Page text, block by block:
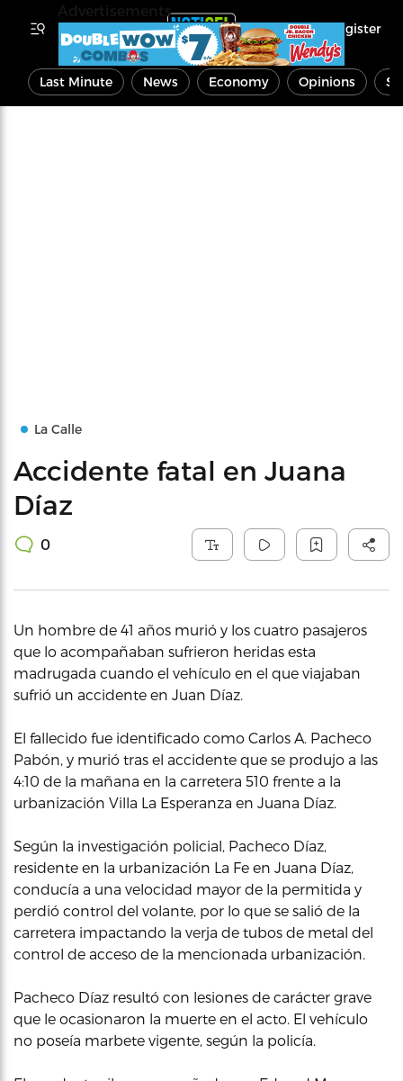
Register
Last Minute News Economy Opinions
La Calle
Accidente fatal en Juana
Díaz
0
Un hombre de 41 años murió y los cuatro pasajeros
que lo acompañaban sufrieron heridas esta
madrugada cuando el vehículo en el que viajaban
sufrió un accidente en Juan Díaz.
El fallecido fue identificado como Carlos A. Pacheco
Pabón, y murió tras el accidente que se produjo a las
4:10 de la mañana en la carretera 510 frente a la
urbanización Villa La Esperanza en Juana Díaz.
Según la investigación policial, Pacheco Díaz,
residente en la urbanización La Fe en Juana Díaz,
conducía a una velocidad mayor de la permitida y
perdió control del volante, por lo que se salió de la
carretera impactando la verja de tubos de metal del
control de acceso de la mencionada urbanización.
Pacheco Díaz resultó con lesiones de carácter grave
que le ocasionaron la muerte en el acto. El vehículo
no poseía marbete vigente, según la policía.
Advertisements